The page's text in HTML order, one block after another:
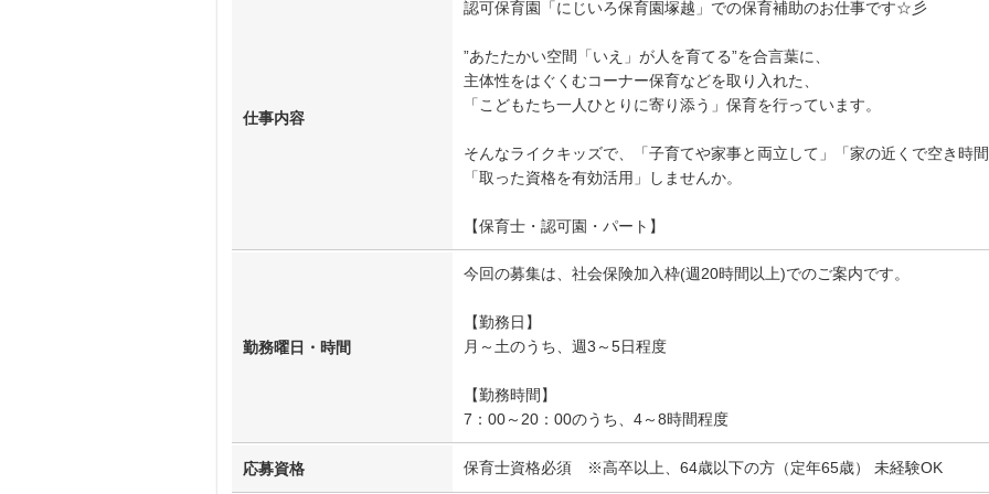
仕事内容
認可保育園「にじいろ保育園塚越」での保育補助のお仕事です☆彡
”あたたかい空間「いえ」が人を育てる”を合言葉に、
主体性をはぐくむコーナー保育などを取り入れた、
「こどもたち一人ひとりに寄り添う」保育を行っています。
そんなライクキッズで、「子育てや家事と両立して」「家の近くで空き時
「取った資格を有効活用」しませんか。
【保育士・認可園・パート】
勤務曜日・時間
今回の募集は、社会保険加入枠(週20時間以上)でのご案内です。
【勤務日】
月～土のうち、週3～5日程度
【勤務時間】
7：00～20：00のうち、4～8時間程度
応募資格 保育士資格必須 ※高卒以上、64歳以下の方（定年65歳） 未経験OK